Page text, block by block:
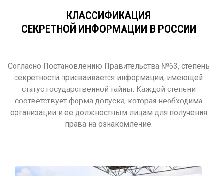
КЛАССИФИКАЦИЯ
СЕКРЕТНОЙ ИНФОРМАЦИИ В РОССИИ
Согласно Постановлению Правительства №63, степень
секретности присваивается информации, имеющей
статус государственной тайны. Каждой степени
соответствует форма допуска, которая необходима
организации и ее должностным лицам для получения
права на ознакомление.